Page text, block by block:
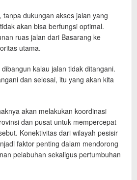
tanpa dukungan akses jalan yang
akan bisa berfungsi optimal.
ruas jalan dari Basarang ke
utama.
kalau jalan tidak ditangani.
dan selesai, itu yang akan kita
akan melakukan koordinasi
dan pusat untuk mempercepat
Konektivitas dari wilayah pesisir
faktor penting dalam mendorong
pelabuhan sekaligus pertumbuhan